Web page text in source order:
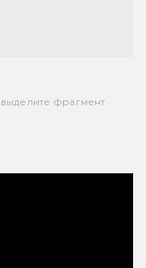
фрагмент